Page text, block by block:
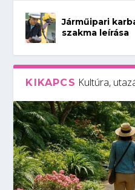
Járműipari
szakma leírása
KIKAPCS Kultúra,